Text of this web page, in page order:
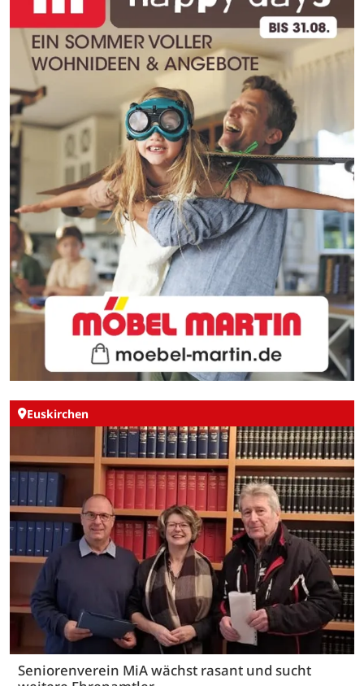
Euskirchen
Seniorenverein MiA wächst rasant und sucht